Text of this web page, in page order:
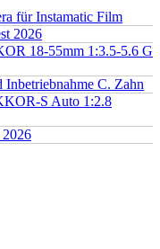
für Instamatic Film
2026
18-55mm 1:3.5-5.6 G
C. Zahn
S Auto 1:2.8